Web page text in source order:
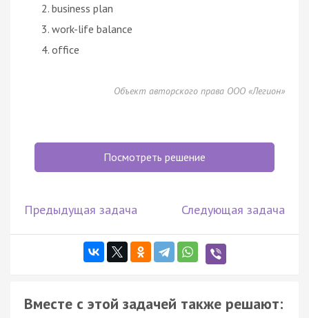
business plan
work-life balance
office
Объект авторского права ООО «Легион»
Посмотреть решение
Предыдущая задача Следующая задача
Вместе с этой задачей также решают: